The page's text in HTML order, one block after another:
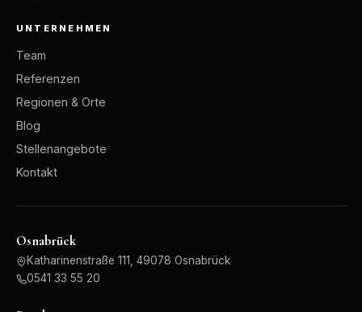
UNTERNEHMEN
Team
Referenzen
Regionen & Orte
Blog
Stellenangebote
Kontakt
Osnabrück
Katharinenstraße 111, 49078 Osnabrück
0541 33 55 20